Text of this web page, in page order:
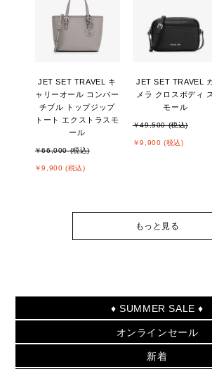
JET SET TRAVEL キ
ャリーオール コンバー
チブル トップジップ
トート エクストラスモ
ール
￥66,000 (税込)
￥9,900 (税込)
JET SET TRAVEL
メラ クロスボディ ス
モール
￥49,500 (税込)
￥9,900 (税込)
もっと見る
♦ SUMMER SALE ♦
セールおすすめアイテム
▶ ウィメンズ
オンラインセール
PRODUCT OF THE MONTH - 今月
新着